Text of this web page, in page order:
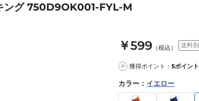
ング 750D9OK001-FYL-M
￥599 （税込） 送料別
P 獲得ポイント： 5ポイント
カラー ： イエロー